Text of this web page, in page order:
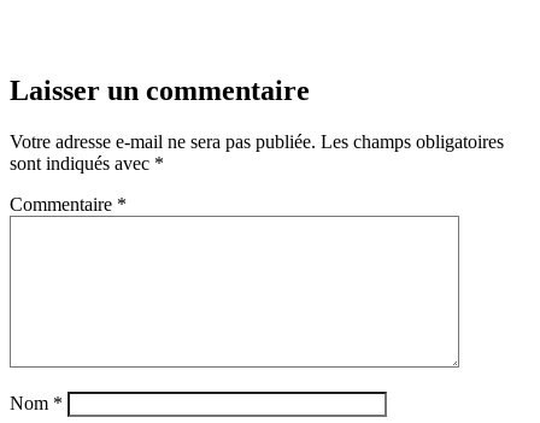
Laisser un commentaire
Votre adresse e-mail ne sera pas publiée. Les champs obligatoires
sont indiqués avec *
Commentaire *
Nom *